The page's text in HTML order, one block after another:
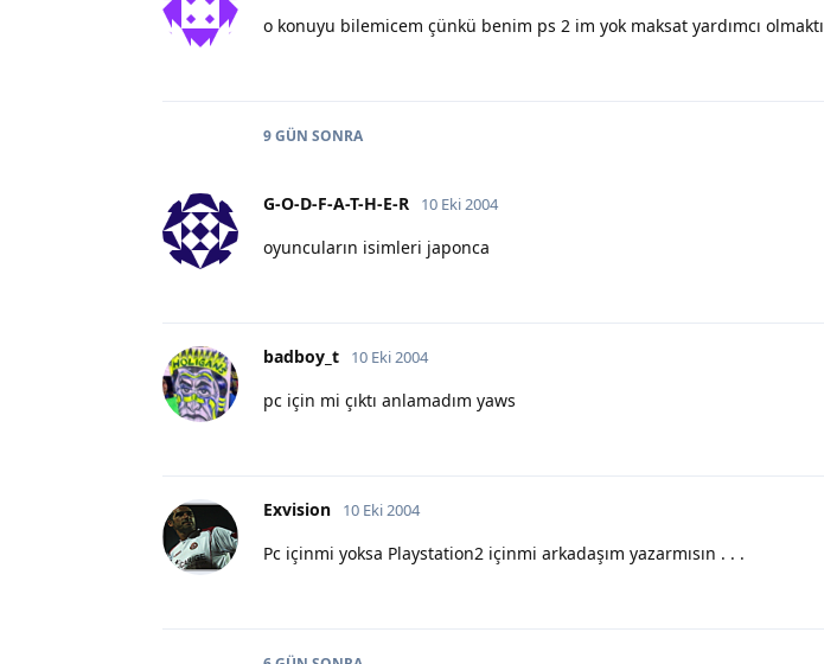
o konuyu bilemicem çünkü benim ps 2 im yok maksat yardımcı olmaktı
9 GÜN SONRA
G-O-D-F-A-T-H-E-R 10 Eki 2004
oyuncuların isimleri japonca
badboy_t 10 Eki 2004
pc için mi çıktı anlamadım yaws
Exvision 10 Eki 2004
Pc içinmi yoksa Playstation2 içinmi arkadaşım yazarmısın . . .